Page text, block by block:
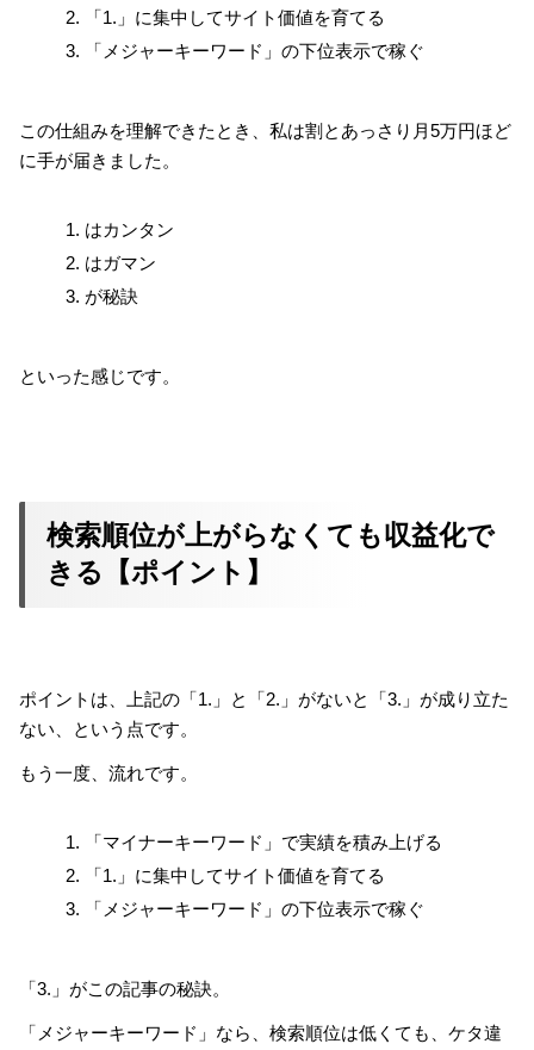
「1.」に集中してサイト価値を育てる
「メジャーキーワード」の下位表示で稼ぐ
この仕組みを理解できたとき、私は割とあっさり月5万円ほど
に手が届きました。
はカンタン
はガマン
が秘訣
といった感じです。
検索順位が上がらなくても収益化で
きる【ポイント】
ポイントは、上記の「1.」と「2.」がないと「3.」が成り立た
ない、という点です。
もう一度、流れです。
「マイナーキーワード」で実績を積み上げる
「1.」に集中してサイト価値を育てる
「メジャーキーワード」の下位表示で稼ぐ
「3.」がこの記事の秘訣。
「メジャーキーワード」なら、検索順位は低くても、ケタ違